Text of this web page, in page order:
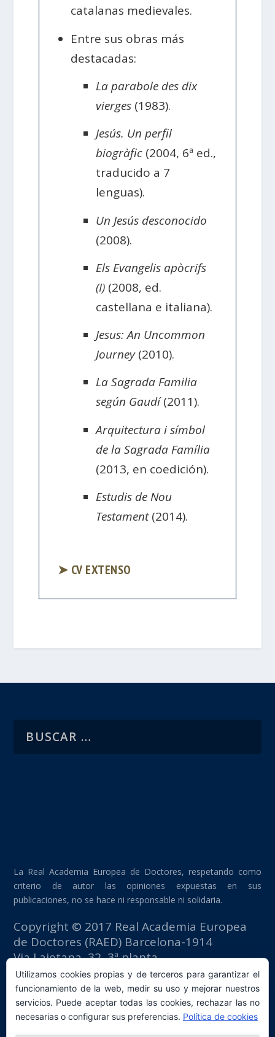
catalanas medievales.
Entre sus obras más
destacadas:
La parabole des dix
vierges (1983).
Jesús. Un perfil
biogràfic (2004, 6ª ed.,
traducido a 7
lenguas).
Un Jesús desconocido
(2008).
Els Evangelis apòcrifs
(I) (2008, ed.
castellana e italiana).
Jesus: An Uncommon
Journey(2010).
La Sagrada Familia
según Gaudí(2011).
Arquitectura i símbol
de la Sagrada Família
(2013, en coedición).
Estudis de Nou
Testament(2014).
➤ CV EXTENSO
La Real Academia Europea de Doctores, respetando como
criterio de autor las opiniones expuestas en sus
publicaciones, no se hace ni responsable ni solidaria.
Copyright © 2017 Real Academia Europea
de Doctores (RAED) Barcelona-1914
Via Laietana, 32, 3ª planta
Edificio Fomento del Trabajo
08003 Barcelona (España)
tlf: +34 93 667 40 54
secretaria@raed.academy
Utilizamos cookies propias y de terceros para garantizar el
funcionamiento de la web, medir su uso y mejorar nuestros
servicios. Puede aceptar todas las cookies, rechazar las no
necesarias o configurar sus preferencias. Política de cookies